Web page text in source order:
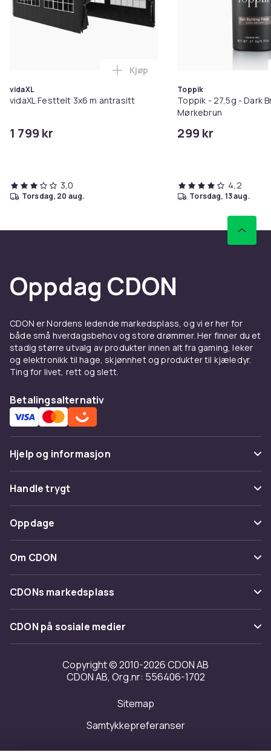
vidaXL
vidaXL Festtelt 3x6 m antrasitt
1 799 kr
Legg vidaXL Festtelt 3x6 m
Kjøp
3,0
torsdag, 20 aug.
Toppik
Toppik - 27,5g - Dark
Mørkebrun
299 kr
4,2
torsdag, 13 aug.
Oppdag CDON
CDON er Nordens ledende markedsplass, og vi er her for
både små hverdagsbehov og store drømmer. Her finner du et
stadig større utvalg av produkter innen alt fra gaming, leker
og elektronikk til hage, skjønnhet og produkter til kjæledyr.
Ting for livet, rett og slett.
Betalingsalternativ
Hjelp og informasjon
Vanlige spørsmål
Spor pakke
Angre & returner her
Kontakt oss
Handle trygt
Betaling
Levering
Tilbakekallinger
Oppdage
Kategorier
Varemerker
Om CDON
Om oss
Kundeanmeldelser
Jobbe på CDON
Investor relations
Tilgjengelighet
CDONs markedsplass
Merchant Help Center
CDON på sosiale medier
Copyright © 2010-2026 CDON AB
CDON AB, Org.nr: 556406-1702
Sitemap
Samtykkepreferanser